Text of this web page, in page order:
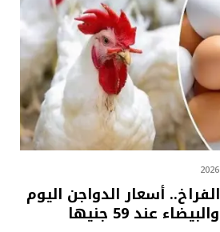
أسعار الدواجن اليوم